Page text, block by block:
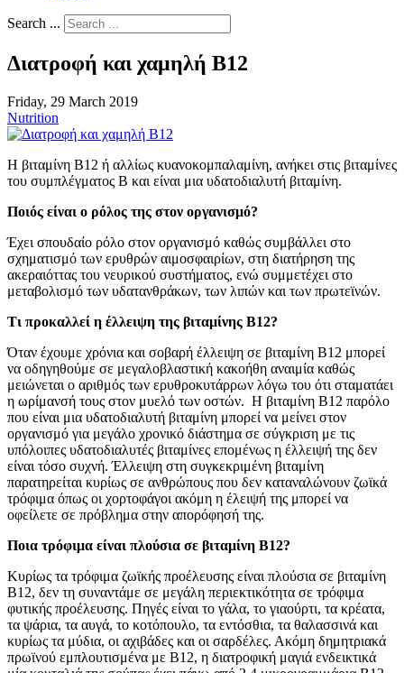
Search ...
Διατροφή και χαμηλή Β12
Friday, 29 March 2019
Nutrition
Η βιταμίνη Β12 ή αλλίως κυανοκομπαλαμίνη, ανήκει στις βιταμίνες
του συμπλέγματος Β και είναι μια υδατοδιαλυτή βιταμίνη.
Ποιός είναι ο ρόλος της στον οργανισμό?
Έχει σπουδαίο ρόλο στον οργανισμό καθώς συμβάλλει στο
σχηματισμό των ερυθρών αιμοσφαιρίων, στη διατήρηση της
ακεραιόττας του νευρικού συστήματος, ενώ συμμετέχει στο
μεταβολισμό των υδατανθράκων, των λιπών και των πρωτεϊνών.
Τι προκαλλεί η έλλειψη της βιταμίνης Β12?
Όταν έχουμε χρόνια και σοβαρή έλλειψη σε βιταμίνη Β12 μπορεί
να οδηγηθούμε σε μεγαλοβλαστική κακοήθη αναιμία καθώς
μειώνεται ο αριθμός των ερυθροκυτάρρων λόγω του ότι σταματάει
η ωρίμανσή τους στον μυελό των οστών. Η βιταμίνη Β12 παρόλο
που είναι μια υδατοδιαλυτή βιταμίνη μπορεί να μείνει στον
οργανισμό για μεγάλο χρονικό διάστημα σε σύγκριση με τις
υπόλοιπες υδατοδιαλυτές βιταμίνες επομένως η έλλειψή της δεν
είναι τόσο συχνή. Έλλειψη στη συγκεκριμένη βιταμίνη
παρατηρείται κυρίως σε ανθρώπους που δεν καταναλώνουν ζωϊκά
τρόφιμα όπως οι χορτοφάγοι ακόμη η έλειψή της μπορεί να
οφείλετε σε πρόβλημα στην απορόφησή της.
Ποια τρόφιμα είναι πλούσια σε βιταμίνη Β12?
Κυρίως τα τρόφιμα ζωϊκής προέλευσης είναι πλούσια σε βιταμίνη
Β12, δεν τη συναντάμε σε μεγάλη περιεκτικότητα σε τρόφιμα
φυτικής προέλευσης. Πηγές είναι το γάλα, το γιαούρτι, τα κρέατα,
τα ψάρια, τα αυγά, το κοτόπουλο, τα εντόσθια, τα θαλασσινά και
κυρίως τα μύδια, οι αχιβάδες και οι σαρδέλες. Ακόμη δημητριακά
πρωϊνού εμπλουτισμένα με Β12, η διατροφική μαγιά ενδεικτικά